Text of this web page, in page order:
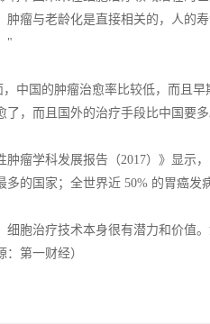
肿瘤与老龄化是直接相关的，人的
"
，中国的肿瘤治愈率比较低，而且
了，而且国外的治疗手段比中国要
肿瘤学科发展报告（2017）》显示
多的国家；全世界近 50% 的胃癌发
细胞治疗技术本身很有潜力和价值
：第一财经）